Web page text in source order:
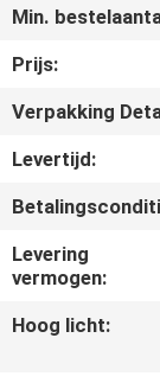
ONS
OM
EEN
CITAAT
SITEMAP
Min.
Prijs:
Verpakking
Levertijd:
Levering
vermogen:
Hoog licht: